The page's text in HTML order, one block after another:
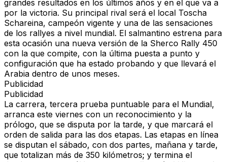
grandes resultados en los últimos años y en el que va a
por la victoria. Su principal rival será el local Toscha
Schareina, campeón vigente y una de las sensaciones
de los rallyes a nivel mundial. El salmantino estrena para
esta ocasión una nueva versión de la Sherco Rally 450
con la que compite, con la última puesta a punto y
configuración que ha estado probando y que llevará el
Arabia dentro de unos meses.
Publicidad
Publicidad
La carrera, tercera prueba puntuable para el Mundial,
arranca este viernes con un reconocimiento y la
prólogo, que se disputa por la tarde, y que marcará el
orden de salida para las dos etapas. Las etapas en línea
se disputan el sábado, con dos partes, mañana y tarde,
que totalizan más de 350 kilómetros; y termina el